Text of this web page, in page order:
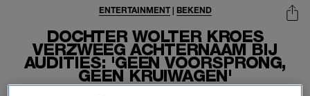
DOCHTER WOLTER KROES
VERZWEEG ACHTERNAAM BIJ
AUDITIES: 'GEEN VOORSPRONG,
GEEN KRUIWAGEN'
ENTERTAINMENT| BEKEND